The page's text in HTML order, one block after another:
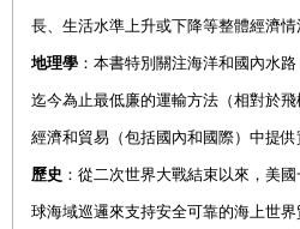
長、生活水準上升或下降等整體經濟情
地理學 ：本書特別關注海洋和國內水
迄今為止最低廉的運輸方法（相對於
經濟和貿易（包括國內和國際）中提供
歷史 ：從二次世界大戰結束以來，美
球海域巡邏來支持安全可靠的海上世